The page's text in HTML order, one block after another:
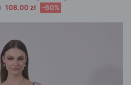
108.00 zł -60%